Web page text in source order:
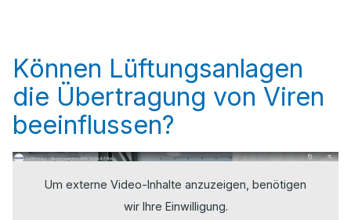
Können Lüftungsanlagen
die Übertragung von Viren
beeinflussen?
Um externe Video-Inhalte anzuzeigen, benötigen
wir Ihre Einwilligung.